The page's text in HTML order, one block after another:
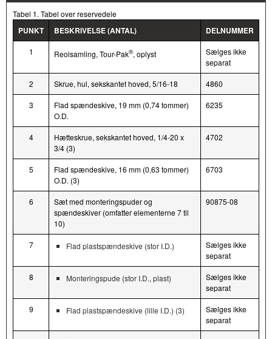
Tabel 1. Tabel over reservedele
PUNKT BESKRIVELSE (ANTAL) DELNUMMER
1 Reolsamling, Tour-Pak®, oplyst
Sælges ikke
separat
2 Skrue, hul, sekskantet hoved, 5/16-18 4860
3
Flad spændeskive, 19 mm (0,74 tommer)
O.D.
6235
4
Hætteskrue, sekskantet hoved, 1/4-20 x
3/4 (3)
4702
5
Flad spændeskive, 16 mm (0,63 tommer)
O.D. (3)
6703
6
Sæt med monteringspuder og
spændeskiver (omfatter elementerne 7 til
10)
90875-08
7 Flad plastspændeskive (stor I.D.)
Sælges ikke
separat
8 Monteringspude (stor I.D., plast)
Sælges ikke
separat
9 Flad plastspændeskive (lille I.D.) (3)
Sælges ikke
separat